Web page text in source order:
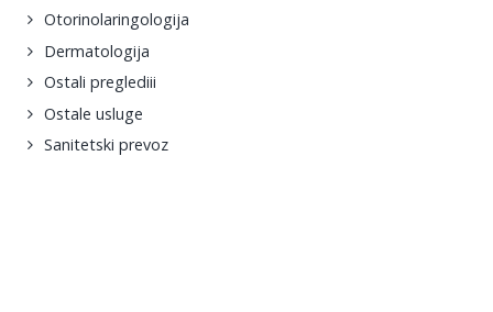
Otorinolaringologija
Dermatologija
Ostali preglediii
Ostale usluge
Sanitetski prevoz